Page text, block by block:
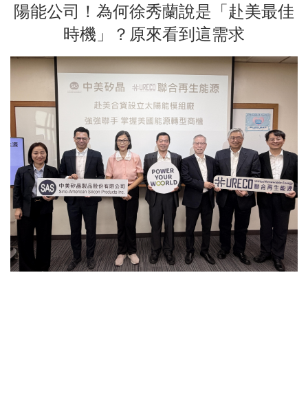
陽能公司！為何徐秀蘭說是「赴美最佳
時機」？原來看到這需求